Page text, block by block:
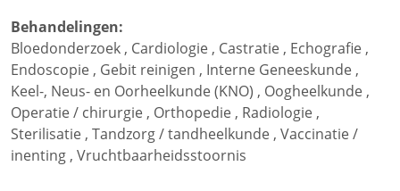
Behandelingen:
Bloedonderzoek , Cardiologie , Castratie , Echografie ,
Endoscopie , Gebit reinigen , Interne Geneeskunde ,
Keel-, Neus- en Oorheelkunde (KNO) , Oogheelkunde ,
Operatie / chirurgie , Orthopedie , Radiologie ,
Sterilisatie , Tandzorg / tandheelkunde , Vaccinatie /
inenting , Vruchtbaarheidsstoornis